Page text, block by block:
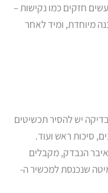
חזקים כמו נקישות –
מיוחדת, ומיד לאחר
יש להסיר תכשיטים
סיכות ראש ועוד.
הנבדק, מקבלים
שנכנסת למכשיר ה-